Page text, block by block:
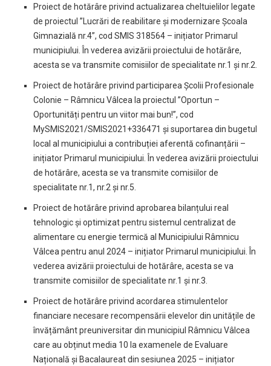
Proiect de hotărâre privind actualizarea cheltuielilor legate
de proiectul ”Lucrări de reabilitare și modernizare Școala
Gimnazială nr.4”, cod SMIS 318564 – inițiator Primarul
municipiului. În vederea avizării proiectului de hotărâre,
acesta se va transmite comisiilor de specialitate nr.1 și nr.2.
Proiect de hotărâre privind participarea Școlii Profesionale
Colonie – Râmnicu Vâlcea la proiectul ”Oportun –
Oportunități pentru un viitor mai bun!”, cod
MySMIS2021/SMIS2021+336471 și suportarea din bugetul
local al municipiului a contribuției aferentă cofinanțării –
inițiator Primarul municipiului. În vederea avizării proiectului
de hotărâre, acesta se va transmite comisiilor de
specialitate nr.1, nr.2 și nr.5.
Proiect de hotărâre privind aprobarea bilanțului real
tehnologic și optimizat pentru sistemul centralizat de
alimentare cu energie termică al Municipiului Râmnicu
Vâlcea pentru anul 2024 – inițiator Primarul municipiului. În
vederea avizării proiectului de hotărâre, acesta se va
transmite comisiilor de specialitate nr.1 și nr.3.
Proiect de hotărâre privind acordarea stimulentelor
financiare necesare recompensării elevelor din unitățile de
învățământ preuniversitar din municipiul Râmnicu Vâlcea
care au obținut media 10 la examenele de Evaluare
Națională și Bacalaureat din sesiunea 2025 – inițiator